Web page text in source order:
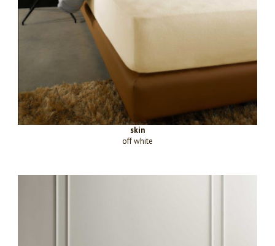
skin
off white